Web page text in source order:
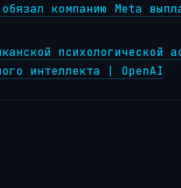
компанию Meta
психологической
интеллекта | OpenAI